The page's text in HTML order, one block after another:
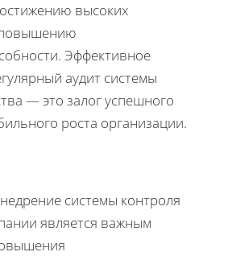
высоких
повышению
Эффективное
аудит системы
— это залог успешного
роста организации.
системы контроля
является важным